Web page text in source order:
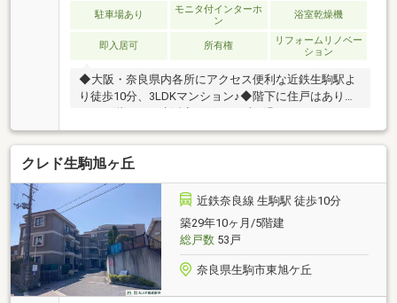
れ可能な金融機関は異なります。専任の住宅ローンア
ドバイザーがお客様に合った最適な金融機関をご紹介
します！
駐車場あり
モニタ付インターホ
ン
浴室乾燥機
即入居可 所有権
リフォームリノベー
ション
◆大阪・奈良県内各所にアクセス便利な近鉄生駒駅よ
り徒歩10分、3LDKマンション♪◆階下に住戸はありま
せん。階下への生活音を気にせずお過ごしいただけま
す♪◆ペット飼育可能(規約の制限有)の為、家族やペッ
トと充実のライフスタイルを実現可能です♪◆室内リ
フォームは令和7年7月完成しました♪室内は丁寧にご
利用されています。ぜひ内覧お問い合わせください♪
＝主なリフォーム箇所＝◎洋室×2・和室・LDKクロス
店生駒店 約750ｍ◎ファミリーマート生駒東松ヶ丘
店 約220ｍ◎市立俵口小学校 約1100ｍ◎市立生駒
中学校 約150ｍ
クレド生駒旭ヶ丘
近鉄奈良線 生駒駅 徒歩10分
築29年10ヶ月/5階建
総戸数53戸
奈良県生駒市東旭ケ丘